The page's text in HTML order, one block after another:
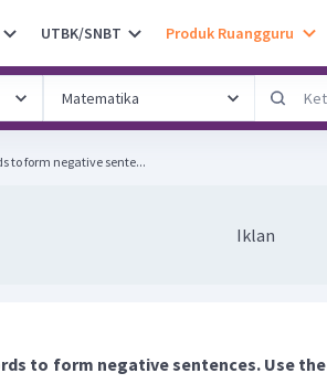
UTBK/SNBT Produk Ruangguru
to form negative sente...
Iklan
to form negative sentences. Use the